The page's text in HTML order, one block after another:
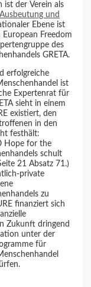
ist der Verein als
und
Ebene ist
Freedom
des
GRETA.
erfolgreiche
ist
Expertenrat für
sieht in einem
existiert, den
in den
festhält:
Hope for the
schult
21 Absatz 71.)
private
zu
finanziert sich
Zukunft dringend
unter der
für